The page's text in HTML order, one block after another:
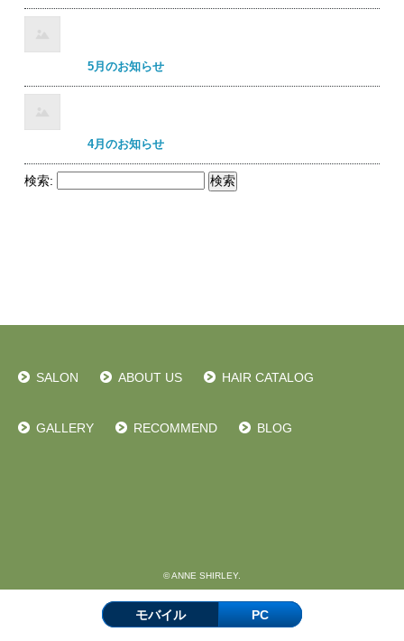
5月のお知らせ
4月のお知らせ
検索:
SALON ABOUT US HAIR CATALOG
GALLERY RECOMMEND BLOG
© ANNE SHIRLEY.
モバイル PC